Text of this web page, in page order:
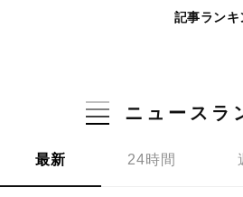
記事ランキ
ニュースラ
最新 24時間